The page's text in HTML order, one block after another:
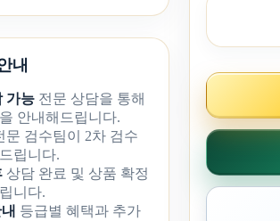
내
가능 전문 상담을 통해
안내해드립니다.
문 검수팀이 2차 검수
립니다.
상담 완료 및 상품 확정
니다.
등급별 혜택과 추가